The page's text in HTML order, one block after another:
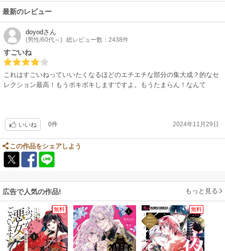
最新のレビュー
doyodさん
(男性/60代～) 総レビュー数：2438件
すごいね
これはすごいねっていいたくなるほどのエチエチな部分の集大成？的なセ
レクション最高！もうボキボキしますですよ。もうたまらん！なんて
いいね 0件 2024年11月29日
この作品をシェアしよう
広告で人気の作品! もっと見る
無料 無料